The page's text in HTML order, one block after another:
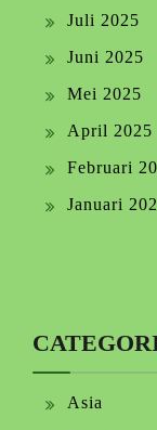
Juli 2025
Juni 2025
Mei 2025
April 2025
Februari
Januari
Asia